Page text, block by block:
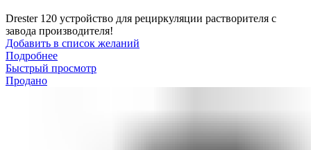
Drester 120 устройство для рециркуляции растворителя с
завода производителя!
Добавить в список желаний
Подробнее
Быстрый просмотр
Продано